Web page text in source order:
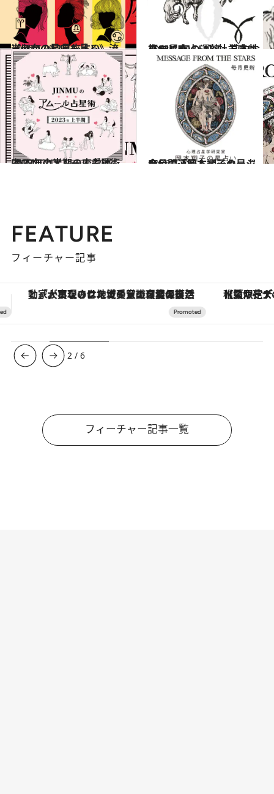
2026.7.29
《ほかの星座も見る》流光七奈の12星座占い
占い 2021.12.1
【12星座占い】牡羊座(おひつじ座)の運勢、基本性格まとめ
占い
2022.12.15
JINMUのアムール占星術 2023年上半期の恋愛運は？
占い 2026.7.31
今月の運勢＆メッセージを公開「岡本翔子の星占い」
占い
FEATURE
フィーチャー記事
【夏限定ディナーコース】旬を迎える稚鮎や花ズッキーニなどをイタリア・トスカーナの郷土料理の手法で満喫！ 【銀座で出合う最旬美容】美髪ケアや上質
3 /6
フィーチャー記事一覧